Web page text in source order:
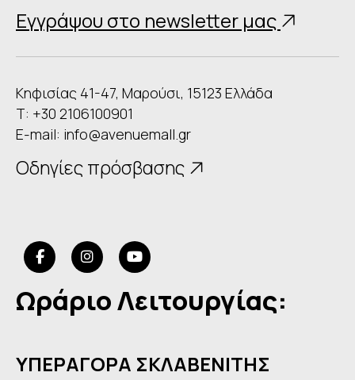
Εγγράψου στο newsletter μας
Κηφισίας 41-47, Μαρούσι, 15123 Ελλάδα
Τ: +30 2106100901
E-mail: info@avenuemall.gr
Οδηγίες πρόσβασης
Ωράριο Λειτουργίας:
ΥΠΕΡΑΓΟΡΑ ΣΚΛΑΒΕΝΙΤΗΣ